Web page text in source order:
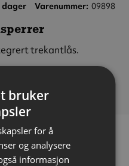
dager Varenummer 09898
trekantlås.
bruker
for å
og analysere
informasjon